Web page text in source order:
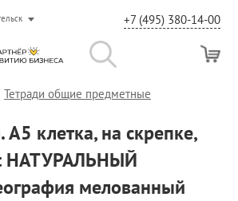
+7 (495) 380-14-00
Тетради общие предметные
А5 клетка, на скрепке,
НАТУРАЛЬНЫЙ
мелованный